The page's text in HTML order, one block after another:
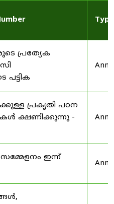
Type
പ്രത്യേക
പട്ടിക
പ്രകൃതി പഠന
ക്ഷണിക്കുന്നു -
ഇന്ന്